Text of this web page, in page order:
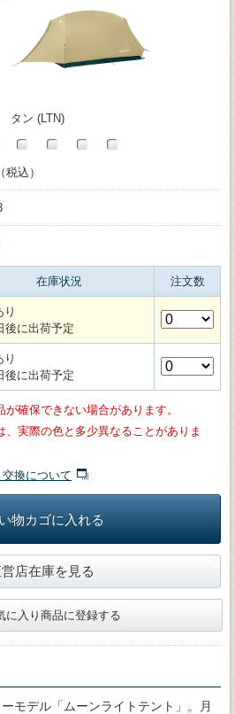
タン (LTN)
込）
在庫状況 注文数
り
後に出荷予定
り
後に出荷予定
確保できない場合があります。
、実際の色と多少異なることがありま
換について
物カゴに入れる
店在庫を見る
に入り商品に登録する
モデル「ムーンライトテント」。月